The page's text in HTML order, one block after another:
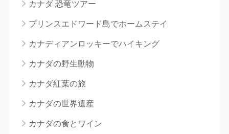
カナダ 恐竜ツアー
プリンスエドワード島でホームステイ
カナディアンロッキーでハイキング
カナダの野生動物
カナダ紅葉の旅
カナダの世界遺産
カナダの食とワイン